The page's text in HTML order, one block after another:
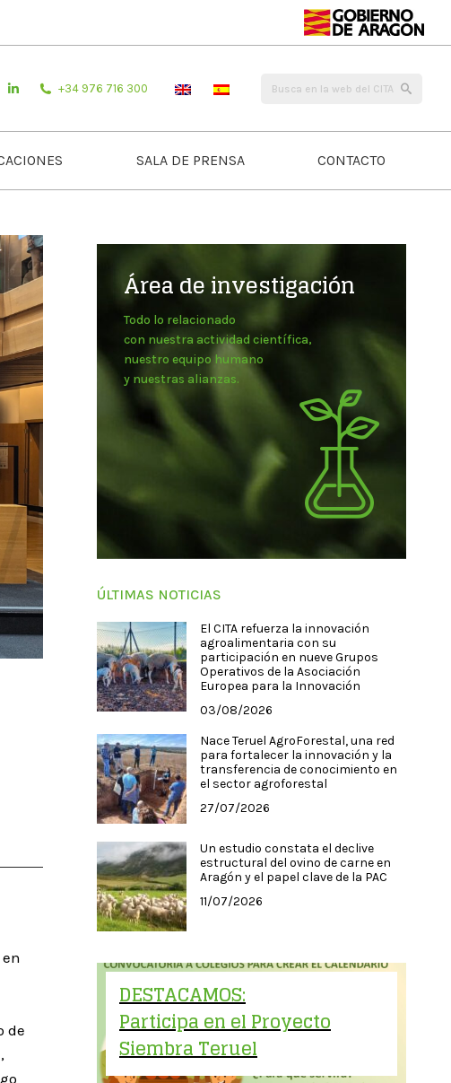
+34 976 716 300
SALA DE PRENSA CONTACTO
de
Área de investigación
Todo lo relacionado
con nuestra actividad científica,
nuestro equipo humano
y nuestras alianzas.
ÚLTIMAS NOTICIAS
El CITA refuerza la innovación
agroalimentaria con su
participación en nueve Grupos
Operativos de la Asociación
Europea para la Innovación
03/08/2026
Nace Teruel AgroForestal, una red
para fortalecer la innovación y la
transferencia de conocimiento en
el sector agroforestal
27/07/2026
Un estudio constata el declive
estructural del ovino de carne en
Aragón y el papel clave de la PAC
11/07/2026
DESTACAMOS:
Participa en el Proyecto
Siembra Teruel